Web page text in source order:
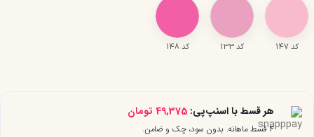
کد 147 کد 133 کد 148
هر قسط با اسنپ‌پی: 49,375 تومان
۴ قسط ماهانه. بدون سود، چک و ضامن.